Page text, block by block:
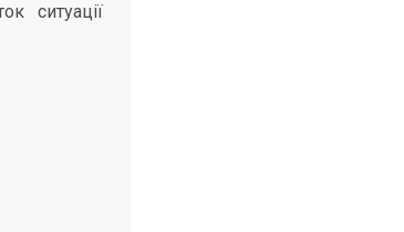
ситуації